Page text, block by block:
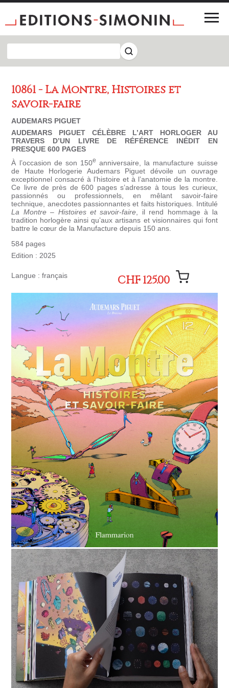
10861 - La Montre, Histoires et
savoir-faire
AUDEMARS PIGUET
AUDEMARS PIGUET CÉLÈBRE L’ART HORLOGER AU
TRAVERS D’UN LIVRE DE RÉFÉRENCE INÉDIT EN
PRESQUE 600 PAGES
À l’occasion de son 150e anniversaire, la manufacture suisse
de Haute Horlogerie Audemars Piguet dévoile un ouvrage
exceptionnel consacré à l’histoire et à l’anatomie de la montre.
Ce livre de près de 600 pages s’adresse à tous les curieux,
passionnés ou professionnels, en mêlant savoir-faire
technique, anecdotes passionnantes et faits historiques. Intitulé
La Montre – Histoires et savoir-faire , il rend hommage à la
tradition horlogère ainsi qu’aux artisans et visionnaires qui font
battre le cœur de la Manufacture depuis 150 ans.
584 pages
Edition : 2025
Langue : français CHF 125.00